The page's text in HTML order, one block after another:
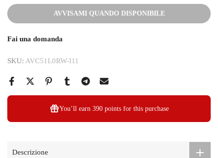
AVVISAMI QUANDO DISPONIBILE
Fai una domanda
SKU: AVC51L0RW-I11
You’ll earn 390 pointsfor this purchase
Descrizione